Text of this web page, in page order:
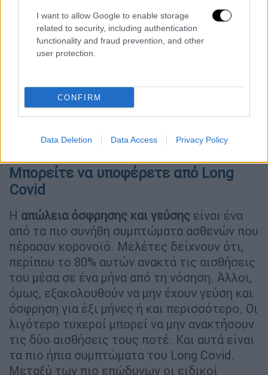
I want to allow Google to enable storage
related to security, including authentication
functionality and fraud prevention, and other
user protection.
CONFIRM
Data Deletion Data Access Privacy Policy
κάποιος κολλήσει Όμικρον, συγκριτικά με
την Δέλτα, έχει μικρότερες πιθανότητες να
νοσηλευτεί, να μπει σε ΜΕΘ ή σε Μονάδα
ισχύει για κάθε ηλικιακή ομάδα, Αυτό δεν
σημαίνει ότι δεν πρόκειται για μία σοβαρή
αρρώστια. Απλώς είναι λιγότερο σοβαρή. Η
πιθανότητα θανάτου του ασθενή, όμως, δεν
είναι 0%.
Μπορείτε να υποφέρετε από Long
Covid
Η απώλεια όσφρησης και γεύσης είναι ένα
από τα πιο συνήθη συμπτώματα ασθενών που
πέρασαν κορονοϊό. Μελέτες δείχνουν ότι,
περίπου το 80% αυτών ανακτά τις αισθήσεις
του μέσα σε ένα μήνα από τη νόσηση. Άλλοι,
όμως, εξακολουθούν να μην έχουν γεύση και
όσφρηση για έξι μήνες ή και περισσότερο. Οι
λιγότερο τυχεροί μπορεί να μην ανακτήσουν
τις δύο αισθήσεις τους ποτέ. Και αυτά είναι
τα πιο ήπια συμπτώματα του Long Covid.
Μεταξύ των πιο επώδυνων οι ειδικοί